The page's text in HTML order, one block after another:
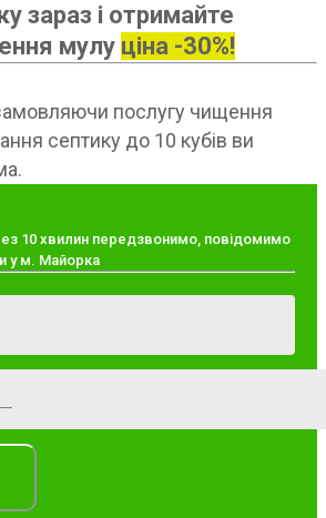
зараз і отримайте
мулу ціна -30%!
послугу чищення
септику до 10 кубів ви
10 хвилин передзвонимо, повідомимо
у м. Майорка